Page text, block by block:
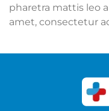
pharetra mattis leo
amet, consectetur
Congue felis
commodo,